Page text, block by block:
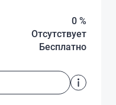
0 %
Отсутствует
Бесплатно